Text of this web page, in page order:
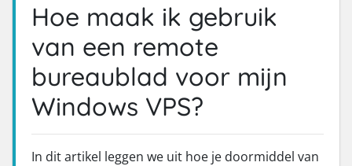
Hoe maak ik gebruik
van een remote
bureaublad voor mijn
Windows VPS?
In dit artikel leggen we uit hoe je doormiddel van